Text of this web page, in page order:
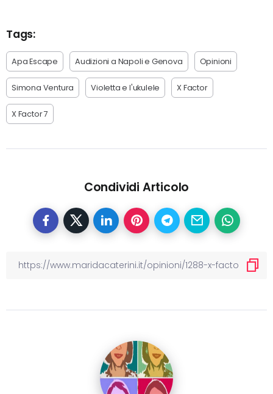
Tags:
Apa Escape Audizioni a Napoli e Genova Opinioni
Simona Ventura Violetta e l'ukulele X Factor
X Factor 7
Condividi Articolo